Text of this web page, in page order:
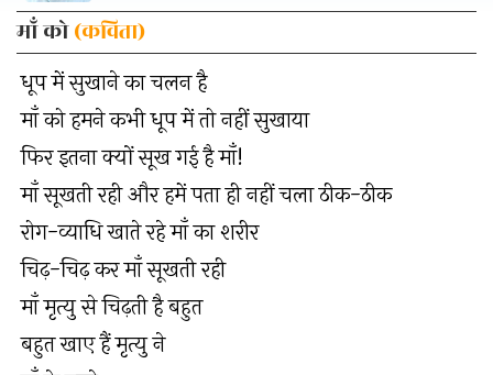
माँ को(कविता)
धूप में सुखाने का चलन है
माँ को हमने कभी धूप में तो नहीं सुखाया
फिर इतना क्यों सूख गई है माँ!
माँ सूखती रही और हमें पता ही नहीं चला ठीक-ठीक
रोग-व्याधि खाते रहे माँ का शरीर
चिढ़-चिढ़ कर माँ सूखती रही
माँ मृत्यु से चिढ़ती है बहुत
बहुत खाए हैं मृत्यु ने